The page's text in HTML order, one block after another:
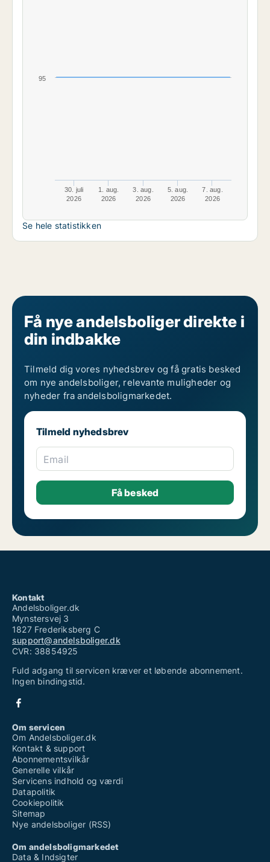
30. juli
2026
1. aug.
2026
3. aug.
2026
5. aug.
2026
7. aug.
2026
95
Se hele statistikken
Få nye andelsboliger direkte i
din indbakke
Tilmeld dig vores nyhedsbrev og få gratis besked
om nye andelsboliger, relevante muligheder og
nyheder fra andelsboligmarkedet.
Tilmeld nyhedsbrev
Email
Kontakt
Andelsboliger.dk
Mynstersvej 3
1827 Frederiksberg C
support@andelsboliger.dk
CVR: 38854925
Fuld adgang til servicen kræver et løbende abonnement.
Ingen bindingstid.
Om servicen
Om Andelsboliger.dk
Kontakt & support
Abonnementsvilkår
Generelle vilkår
Servicens indhold og værdi
Datapolitik
Cookiepolitik
Sitemap
Nye andelsboliger (RSS)
Om andelsboligmarkedet
Data & Indsigter